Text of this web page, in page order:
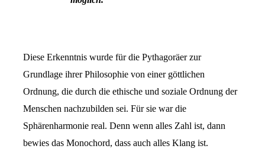
Diese Erkenntnis wurde für die Pythagoräer zur
Grundlage ihrer Philosophie von einer göttlichen
Ordnung, die durch die ethische und soziale Ordnung der
Menschen nachzubilden sei. Für sie war die
Sphärenharmonie real. Denn wenn alles Zahl ist, dann
bewies das Monochord, dass auch alles Klang ist.